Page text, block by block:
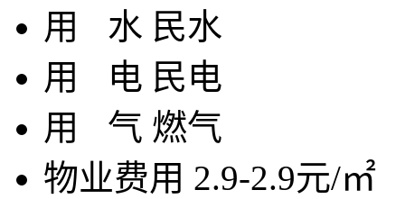
用 水 民水
用
电 民电
用 气 燃气
物业费用 2.9-2.9元/㎡